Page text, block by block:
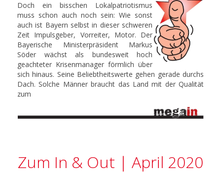
Doch ein bisschen Lokalpatriotismus
muss schon auch noch sein: Wie sonst
auch ist Bayern selbst in dieser schweren
Zeit Impulsgeber, Vorreiter, Motor. Der
Bayerische Ministerpräsident Markus
Söder wächst als bundesweit hoch
geachteter Krisenmanager förmlich über
sich hinaus. Seine Beliebtheitswerte gehen gerade durchs
Dach. Solche Männer braucht das Land mit der Qualität
zum
Zum In & Out | April 2020